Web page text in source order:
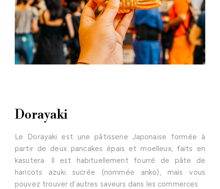
Dorayaki
Le Dorayaki est une pâtisserie Japonaise formée à
partir de deux pancakes épais et moelleux, faits en
kasutera. Il est habituellement fourré de pâte de
haricots azuki sucrée (nommée anko), mais vous
pouvez trouver d’autres saveurs dans les commerces.